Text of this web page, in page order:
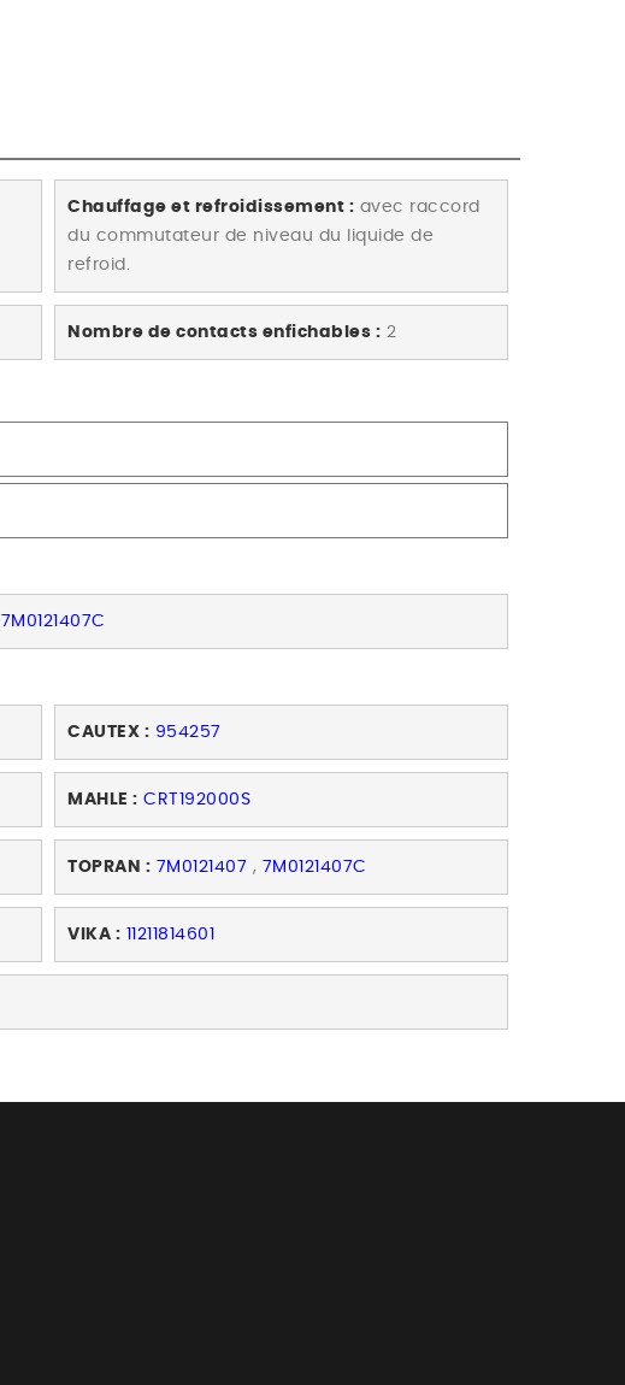
Chauffage et refroidissement : avec raccord
du commutateur de niveau du liquide de
refroid.
Nombre de contacts enfichables : 2
7M0121407C
CAUTEX : 954257
MAHLE : CRT192000S
TOPRAN : 7M0121407 , 7M0121407C
VIKA : 11211814601